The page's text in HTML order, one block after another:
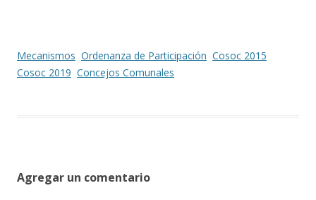
Mecanismos Ordenanza de Participación Cosoc 2015
Cosoc 2019 Concejos Comunales
Agregar un comentario